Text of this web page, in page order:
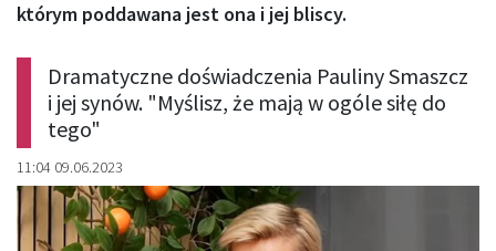
Dramatyczne doświadczenia Pauliny Smaszcz
i jej synów. "Myślisz, że mają w ogóle siłę do
tego"
11:04 09.06.2023
którym poddawana jest ona i jej bliscy.